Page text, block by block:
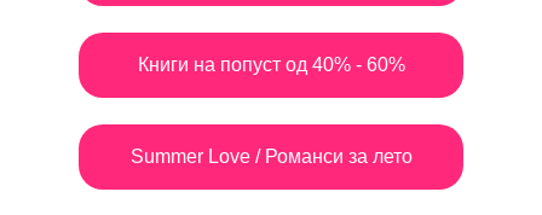
Книги на попуст од 40% - 60%
Summer Love / Романси за лето